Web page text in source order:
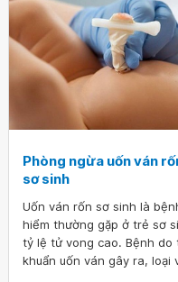
Phòng ngừa uốn ván
sơ sinh
Uốn ván rốn sơ sinh là
hiểm thường gặp ở trẻ sơ
tỷ lệ tử vong cao. Bệnh do
khuẩn uốn ván gây ra, loại